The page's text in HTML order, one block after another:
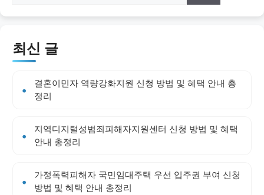
최신 글
결혼이민자 역량강화지원 신청 방법 및 혜택 안내 총
정리
지역디지털성범죄피해자지원센터 신청 방법 및 혜택
안내 총정리
가정폭력피해자 국민임대주택 우선 입주권 부여 신청
방법 및 혜택 안내 총정리